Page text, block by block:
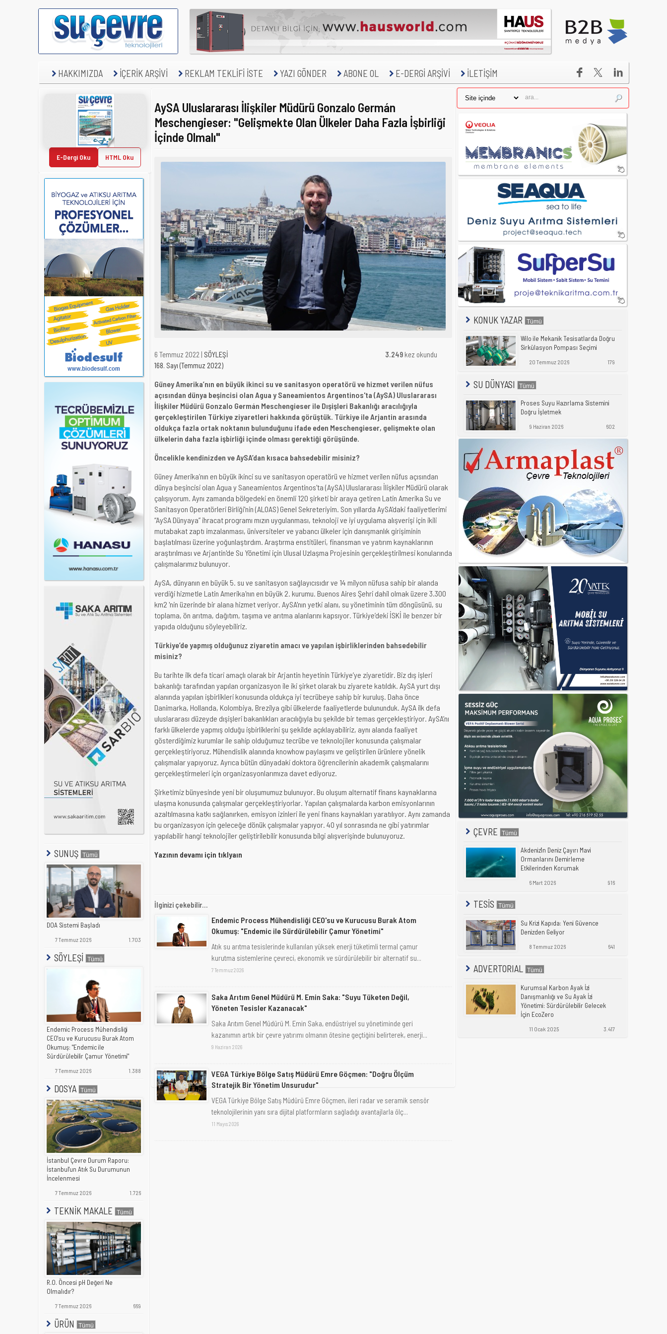
HAKKIMIZDA İÇERİK ARŞİVİ REKLAM TEKLİFİ İSTE YAZI GÖNDER ABONE OL E-DERGİ ARŞİVİ İLETİŞİM 

E-Dergi Oku HTML Oku
SUNUŞ
DOA Sistemi Başladı
7 Temmuz 2026 1.703
SÖYLEŞİ
Endemic Process Mühendisliği
CEO'su ve Kurucusu Burak Atom
Okumuş: "Endemic ile
Sürdürülebilir Çamur Yönetimi"
7 Temmuz 2026 1.388
DOSYA
İstanbul Çevre Durum Raporu:
İstanbul'un Atık Su Durumunun
İncelenmesi
7 Temmuz 2026 1.726
TEKNİK MAKALE
R.O. Öncesi pH Değeri Ne
Olmalıdır?
7 Temmuz 2026 669
ÜRÜN
AySA Uluslararası İlişkiler Müdürü Gonzalo Germán
Meschengieser: "Gelişmekte Olan Ülkeler Daha Fazla İşbirliği
İçinde Olmalı"
6 Temmuz 2022 | SÖYLEŞİ
168. Sayı (Temmuz 2022)
3.249 kez okundu
Güney Amerika’nın en büyük ikinci su ve sanitasyon operatörü ve hizmet verilen nüfus
açısından dünya beşincisi olan Agua y Saneamientos Argentinos'ta (AySA) Uluslararası
İlişkiler Müdürü Gonzalo Germán Meschengieser ile Dışişleri Bakanlığı aracılığıyla
gerçekleştirilen Türkiye ziyaretleri hakkında görüştük. Türkiye ile Arjantin arasında
oldukça fazla ortak noktanın bulunduğunu ifade eden Meschengieser, gelişmekte olan
ülkelerin daha fazla işbirliği içinde olması gerektiği görüşünde.
Öncelikle kendinizden ve AySA’dan kısaca bahsedebilir misiniz?
Güney Amerika’nın en büyük ikinci su ve sanitasyon operatörü ve hizmet verilen nüfus açısından
dünya beşincisi olan Agua y Saneamientos Argentinos'ta (AySA) Uluslararası İlişkiler Müdürü olarak
çalışıyorum. Aynı zamanda bölgedeki en önemli 120 şirketi bir araya getiren Latin Amerika Su ve
Sanitasyon Operatörleri Birliği'nin (ALOAS) Genel Sekreteriyim. Son yıllarda AySA'daki faaliyetlerimi
“AySA Dünyaya” ihracat programı mızın uygulanması, teknoloji ve iyi uygulama alışverişi için ikili
mutabakat zaptı imzalanması, üniversiteler ve yabancı ülkeler için danışmanlık girişiminin
başlatılması üzerine yoğunlaştırdım. Araştırma enstitüleri, finansman ve yatırım kaynaklarının
araştırılması ve Arjantin'de Su Yönetimi için Ulusal Uzlaşma Projesinin gerçekleştirilmesi konularında
çalışmalarımız bulunuyor.
AySA, dünyanın en büyük 5. su ve sanitasyon sağlayıcısıdır ve 14 milyon nüfusa sahip bir alanda
verdiği hizmetle Latin Amerika'nın en büyük 2. kurumu. Buenos Aires Şehri dahil olmak üzere 3.300
km2 'nin üzerinde bir alana hizmet veriyor. AySA'nın yetki alanı, su yönetiminin tüm döngüsünü, su
toplama, ön arıtma, dağıtım, taşıma ve arıtma alanlarını kapsıyor. Türkiye’deki İSKİ ile benzer bir
yapıda olduğunu söyleyebiliriz.
Türkiye’de yapmış olduğunuz ziyaretin amacı ve yapılan işbirliklerinden bahsedebilir
misiniz?
Bu tarihte ilk defa ticari amaçlı olarak bir Arjantin heyetinin Türkiye’ye ziyaretidir. Biz dış işleri
bakanlığı tarafından yapılan organizasyon ile iki şirket olarak bu ziyarete katıldık. AySA yurt dışı
alanında yapılan işbirlikleri konusunda oldukça iyi tecrübeye sahip bir kuruluş. Daha önce
Danimarka, Hollanda, Kolombiya, Brezilya gibi ülkelerde faaliyetlerde bulununduk. AySA ilk defa
uluslararası düzeyde dışişleri bakanlıkları aracılığıyla bu şekilde bir temas gerçekleştiriyor. AySA’nı
farklı ülkelerde yapmış olduğu işbirliklerini şu şekilde açıklayabiliriz, aynı alanda faaliyet
gösterdiğimiz kurumlar ile sahip olduğumuz tecrübe ve teknolojiler konusunda çalışmalar
gerçekleştiriyoruz. Mühendislik alanında knowhow paylaşımı ve geliştirilen ürünlere yönelik
çalışmalar yapıyoruz. Ayrıca bütün dünyadaki doktora öğrencilerinin akademik çalışmalarını
gerçekleştirmeleri için organizasyonlarımıza davet ediyoruz.
Şirketimiz bünyesinde yeni bir oluşumumuz bulunuyor. Bu oluşum alternatif finans kaynaklarına
ulaşma konusunda çalışmalar gerçekleştiriyorlar. Yapılan çalışmalarda karbon emisyonlarının
azaltılmasına katkı sağlanırken, emisyon izinleri ile yeni finans kaynakları yaratılıyor. Aynı zamanda
bu organizasyon için geleceğe dönük çalışmalar yapıyor. 40 yıl sonrasında ne gibi yatırımlar
yapılabilir hangi teknolojiler geliştirilebilir konusunda bilgi alışverişinde bulunuyoruz.
Yazının devamı için tıklyaın
İlginizi çekebilir...
Endemic Process Mühendisliği CEO'su ve Kurucusu Burak Atom
Okumuş: "Endemic ile Sürdürülebilir Çamur Yönetimi"
Atık su arıtma tesislerinde kullanılan yüksek enerji tüketimli termal çamur
kurutma sistemlerine çevreci, ekonomik ve sürdürülebilir bir alternatif su...
7 Temmuz 2026
Saka Arıtım Genel Müdürü M. Emin Saka: "Suyu Tüketen Değil,
Yöneten Tesisler Kazanacak"
Saka Arıtım Genel Müdürü M. Emin Saka, endüstriyel su yönetiminde geri
kazanımın artık bir çevre yatırımı olmanın ötesine geçtiğini belirterek, enerji...
9 Haziran 2026
VEGA Türkiye Bölge Satış Müdürü Emre Göçmen: "Doğru Ölçüm
Stratejik Bir Yönetim Unsurudur"
VEGA Türkiye Bölge Satış Müdürü Emre Göçmen, ileri radar ve seramik sensör
teknolojilerinin yanı sıra dijital platformların sağladığı avantajlarla ölç...
11 Mayıs 2026
KONUK YAZAR
Wilo ile Mekanik Tesisatlarda Doğru
Sirkülasyon Pompası Seçimi
20 Temmuz 2026 179
SU DÜNYASI
Proses Suyu Hazırlama Sistemini
Doğru İşletmek
9 Haziran 2026 602
ÇEVRE
Akdeniz'in Deniz Çayırı Mavi
Ormanlarını Demirleme
Etkilerinden Korumak
6 Mart 2026 916
TESİS
Su Krizi Kapıda: Yeni Güvence
Denizden Geliyor
8 Temmuz 2026 641
ADVERTORIAL
Kurumsal Karbon Ayak İzi
Danışmanlığı ve Su Ayak İzi
Yönetimi: Sürdürülebilir Gelecek
İçin EcoZero
11 Ocak 2025 3.417